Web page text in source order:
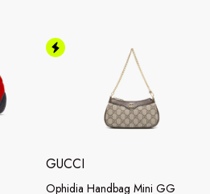
GUCCI
Ophidia Handbag Mini GG